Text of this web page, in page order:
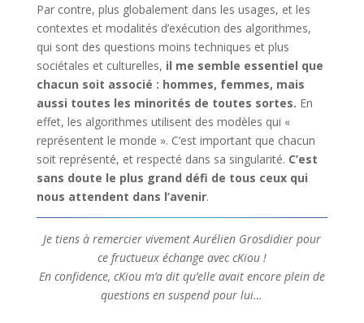
Par contre, plus globalement dans les usages, et les
contextes et modalités d’exécution des algorithmes,
qui sont des questions moins techniques et plus
sociétales et culturelles, il me semble essentiel que
chacun soit associé : hommes, femmes, mais
aussi toutes les minorités de toutes sortes. En
effet, les algorithmes utilisent des modèles qui «
représentent le monde ». C’est important que chacun
soit représenté, et respecté dans sa singularité. C’est
sans doute le plus grand défi de tous ceux qui
nous attendent dans l’avenir.
Je tiens à remercier vivement Aurélien Grosdidier pour
ce fructueux échange avec cKiou !
En confidence, cKiou m’a dit qu’elle avait encore plein de
questions en suspend pour lui…